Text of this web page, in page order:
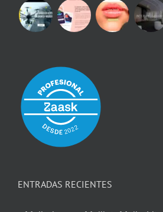
ENTRADAS RECIENTES